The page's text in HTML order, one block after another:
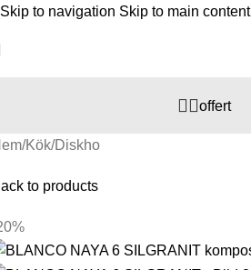
Skip to navigation Skip to main content
offert
/Kök/Diskho
to products